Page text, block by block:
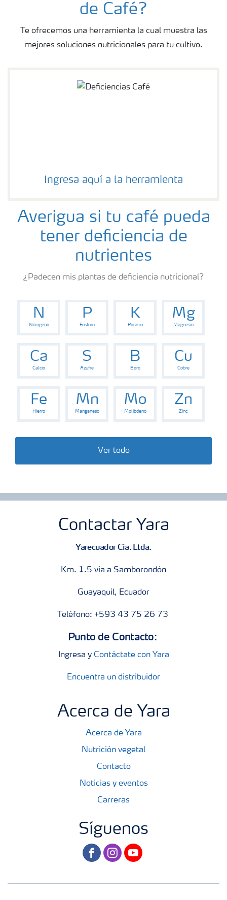
de Café?
Te ofrecemos una herramienta la cual muestra las
mejores soluciones nutricionales para tu cultivo.
Ingresa aquí a la herramienta
Averigua si tu café pueda
tener deficiencia de
nutrientes
¿Padecen mis plantas de deficiencia nutricional?
N
Nitrógeno
P
Fósforo
K
Potasio
Mg
Magnesio
Ca
Calcio
S
Azufre
B
Boro
Cu
Cobre
Fe
Hierro
Mn
Manganeso
Mo
Molibdeno
Zn
Zinc
Ver todo
Contactar Yara
Yarecuador Cia. Ltda.
Km. 1.5 vía a Samborondón
Guayaquil, Ecuador
Teléfono: +593 43 75 26 73
Punto de Contacto:
Ingresa y Contáctate con Yara
Encuentra un distribuidor
Acerca de Yara
Acerca de Yara
Nutrición vegetal
Contacto
Noticias y eventos
Carreras
Síguenos
facebookinstagram
youtube